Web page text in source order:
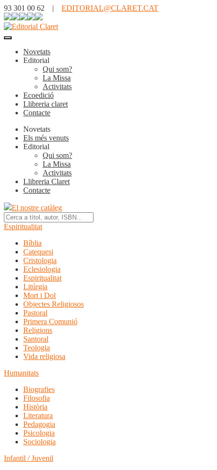
93 301 00 62 | EDITORIAL@CLARET.CAT
Novetats
Editorial
Qui som?
La Missa
Activitats
Ecoedició
Llibreria claret
Contacte
Novetats
Els més venuts
Editorial
Qui som?
La Missa
Activitats
Llibreria Claret
Contacte
El nostre catàleg
Espiritualitat
Bíblia
Catequesi
Cristologia
Eclesiologia
Espiritualitat
Litúrgia
Mort i Dol
Objectes Religiosos
Pastoral
Primera Comunió
Religions
Santoral
Teologia
Vida religiosa
Humanitats
Biografies
Filosofia
Història
Literatura
Pedagogia
Psicologia
Sociologia
Infantil / Juvenil